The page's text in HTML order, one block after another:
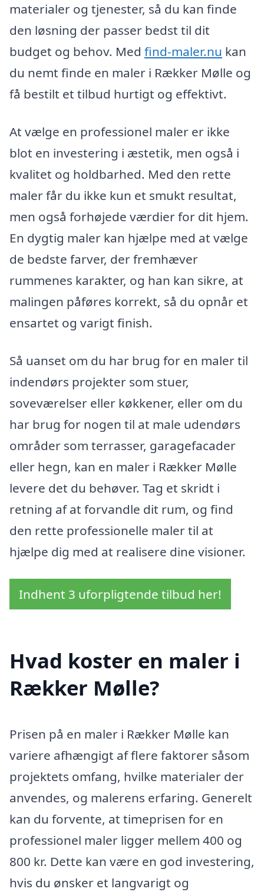
materialer og tjenester, så du kan finde
den løsning der passer bedst til dit
budget og behov. Med find-maler.nu kan
du nemt finde en maler i Rækker Mølle og
få bestilt et tilbud hurtigt og effektivt.
At vælge en professionel maler er ikke
blot en investering i æstetik, men også i
kvalitet og holdbarhed. Med den rette
maler får du ikke kun et smukt resultat,
men også forhøjede værdier for dit hjem.
En dygtig maler kan hjælpe med at vælge
de bedste farver, der fremhæver
rummenes karakter, og han kan sikre, at
malingen påføres korrekt, så du opnår et
ensartet og varigt finish.
Så uanset om du har brug for en maler til
indendørs projekter som stuer,
soveværelser eller køkkener, eller om du
har brug for nogen til at male udendørs
områder som terrasser, garagefacader
eller hegn, kan en maler i Rækker Mølle
levere det du behøver. Tag et skridt i
retning af at forvandle dit rum, og find
den rette professionelle maler til at
hjælpe dig med at realisere dine visioner.
Indhent 3 uforpligtende tilbud her!
Hvad koster en maler i
Rækker Mølle?
Prisen på en maler i Rækker Mølle kan
variere afhængigt af flere faktorer såsom
projektets omfang, hvilke materialer der
anvendes, og malerens erfaring. Generelt
kan du forvente, at timeprisen for en
professionel maler ligger mellem 400 og
800 kr. Dette kan være en god investering,
hvis du ønsker et langvarigt og